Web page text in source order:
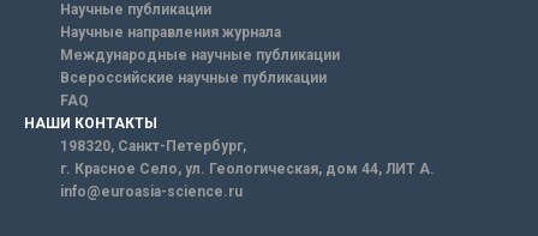
Научные публикации
Научные направления журнала
Международные научные публикации
Всероссийские научные публикации
FAQ
НАШИ КОНТАКТЫ
198320, Санкт-Петербург,
г. Красное Село, ул. Геологическая, дом 44, ЛИТ А.
info@euroasia-science.ru